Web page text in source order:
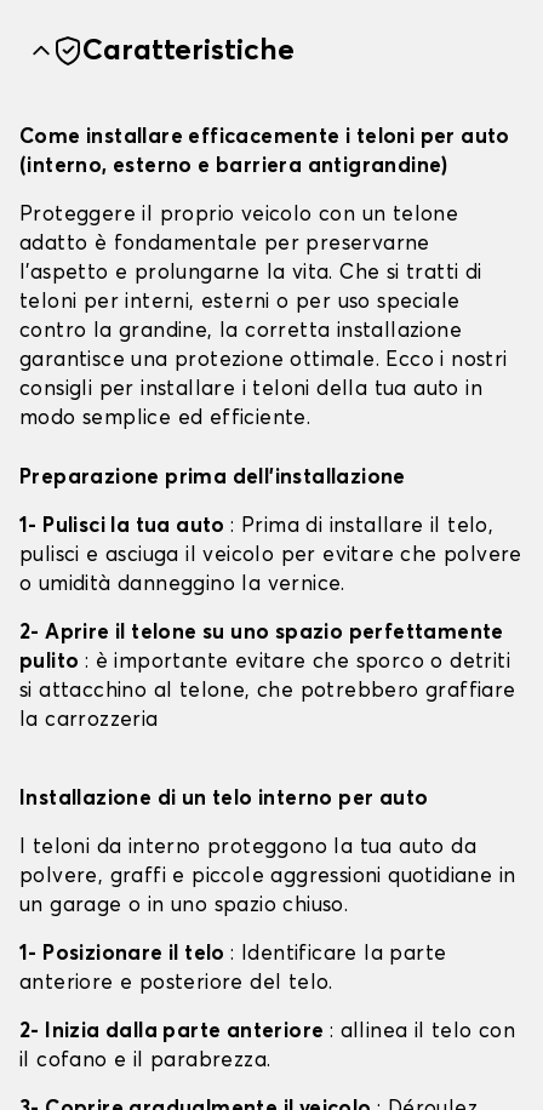
Caratteristiche
Come installare efficacemente i teloni per auto
(interno, esterno e barriera antigrandine)
Proteggere il proprio veicolo con un telone
adatto è fondamentale per preservarne
l'aspetto e prolungarne la vita. Che si tratti di
teloni per interni, esterni o per uso speciale
contro la grandine, la corretta installazione
garantisce una protezione ottimale. Ecco i nostri
consigli per installare i teloni della tua auto in
modo semplice ed efficiente.
Preparazione prima dell'installazione
1- Pulisci la tua auto: Prima di installare il telo,
pulisci e asciuga il veicolo per evitare che polvere
o umidità danneggino la vernice.
2- Aprire il telone su uno spazio perfettamente
pulito : è importante evitare che sporco o detriti
si attacchino al telone, che potrebbero graffiare
la carrozzeria
Installazione di un telo interno per auto
I teloni da interno proteggono la tua auto da
polvere, graffi e piccole aggressioni quotidiane in
un garage o in uno spazio chiuso.
1- Posizionare il telo: Identificare la parte
anteriore e posteriore del telo.
2- Inizia dalla parte anteriore : allinea il telo con
il cofano e il parabrezza.